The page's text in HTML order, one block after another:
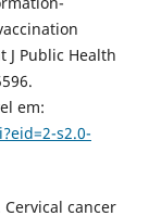
J Public Health
em:
s2.0-
Cervical cancer